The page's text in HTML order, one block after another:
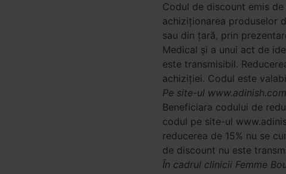
Codul de discount emis
achiziționarea produselor
sau din țară, prin
Medical și a unui act de
este transmisibil.
achiziției. Codul este
Pe site-ul
Beneficiara codului de
codul pe site-ul
reducerea de 15% nu se
de discount nu este
În cadrul clinicii Femme